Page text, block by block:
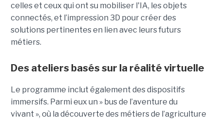
celles et ceux qui ont su mobiliser l'IA, les objets
connectés, et l’impression 3D pour créer des
solutions pertinentes en lien avec leurs futurs
métiers.
Des ateliers basés sur la réalité virtuelle
Le programme inclut également des dispositifs
immersifs. Parmi eux un » bus de l’aventure du
vivant », où la découverte des métiers de l’agriculture